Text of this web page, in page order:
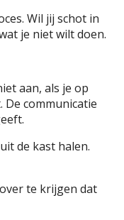
Wil jij schot in
je niet wilt doen.
aan, als je op
De communicatie
de kast halen.
te krijgen dat